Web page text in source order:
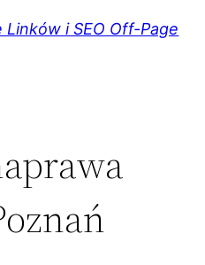
i SEO Off-Page